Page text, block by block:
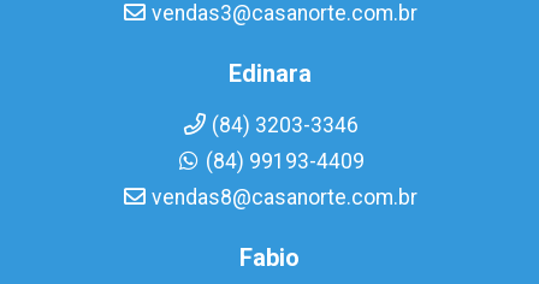
vendas3@casanorte.com.br
Edinara
(84) 3203-3346
(84) 99193-4409
vendas8@casanorte.com.br
Fabio